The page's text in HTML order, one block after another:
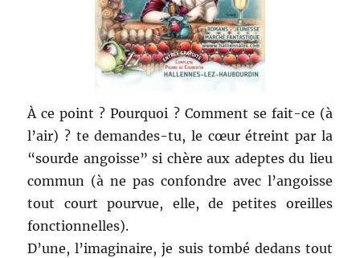
À ce point ? Pourquoi ? Comment se fait-ce (à
l’air) ? te demandes-tu, le cœur étreint par la
“sourde angoisse” si chère aux adeptes du lieu
commun (à ne pas confondre avec l’angoisse
tout court pourvue, elle, de petites oreilles
fonctionnelles).
D’une, l’imaginaire, je suis tombé dedans tout